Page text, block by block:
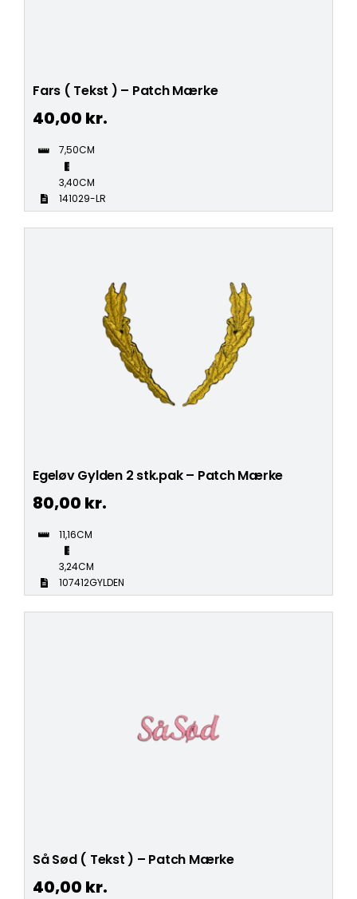
Fars ( Tekst ) – Patch Mærke
40,00 kr.
7,50CM
3,40CM
141029-LR
Egeløv Gylden 2 stk.pak – Patch Mærke
80,00 kr.
11,16CM
3,24CM
107412GYLDEN
Så Sød ( Tekst ) – Patch Mærke
40,00 kr.